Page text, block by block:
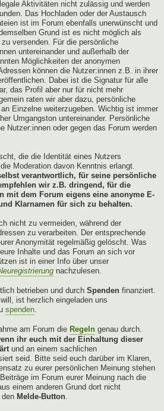
Aktivitäten nicht zulässig und werden
Das Hochladen oder der Austausch
ist im Forum ebenfalls unerwünscht und
Grund ist es nicht möglich als
versenden. Für die persönliche
untereinander und außerhalb der
Möglichkeiten der anonymen
können die Nutzer:innen z.B. in ihrer
Dabei ist die Signatur für alle
das Profil aber nur für nicht mehr
raten wir aber dazu, persönliche
Einzelne weiterzugeben. Wichtig ist immer
Umgangston untereinander. Persönliche
Nutzer:innen oder gegen das Forum werden
die die Identität eines Nutzers
Moderation davon Kenntnis erlangt.
verantwortlich, für seine persönliche
wir z.B. dringend, für die
mit dem Forum eigens eine anonyme E-
Klarnamen für sich zu behalten.
nicht zu vermeiden, während der
zu verarbeiten. Der entsprechende
Anonymität regelmäßig gelöscht. Was
Inhalte und das Forum an sich vor
ist in einer Info über unser
nachzulesen.
betrieben und durch Spenden finanziert.
ist herzlich eingeladen uns
spenden.
am Forum die Regeln genau durch.
ihr euch mit der Einhaltung dieser
und an einem sachlichen
seid. Bitte seid euch darüber im Klaren,
zu eurer persönlichen Meinung stehen
im Forum eurer Meinung nach die
einem anderen Grund dort nicht
den Melde-Button.